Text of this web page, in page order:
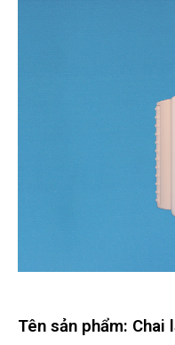
Tên sản phẩm: Chai